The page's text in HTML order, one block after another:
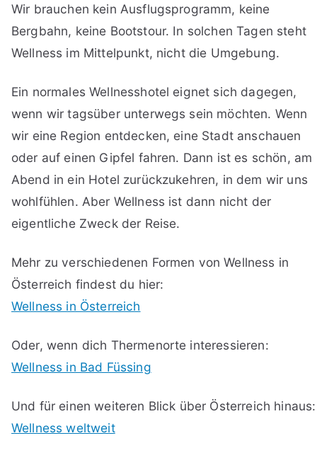
Wir brauchen kein Ausflugsprogramm, keine
Bergbahn, keine Bootstour. In solchen Tagen steht
Wellness im Mittelpunkt, nicht die Umgebung.
Ein normales Wellnesshotel eignet sich dagegen,
wenn wir tagsüber unterwegs sein möchten. Wenn
wir eine Region entdecken, eine Stadt anschauen
oder auf einen Gipfel fahren. Dann ist es schön, am
Abend in ein Hotel zurückzukehren, in dem wir uns
wohlfühlen. Aber Wellness ist dann nicht der
eigentliche Zweck der Reise.
Mehr zu verschiedenen Formen von Wellness in
Österreich findest du hier:
Wellness in Österreich
Oder, wenn dich Thermenorte interessieren:
Wellness in Bad Füssing
Und für einen weiteren Blick über Österreich hinaus:
Wellness weltweit